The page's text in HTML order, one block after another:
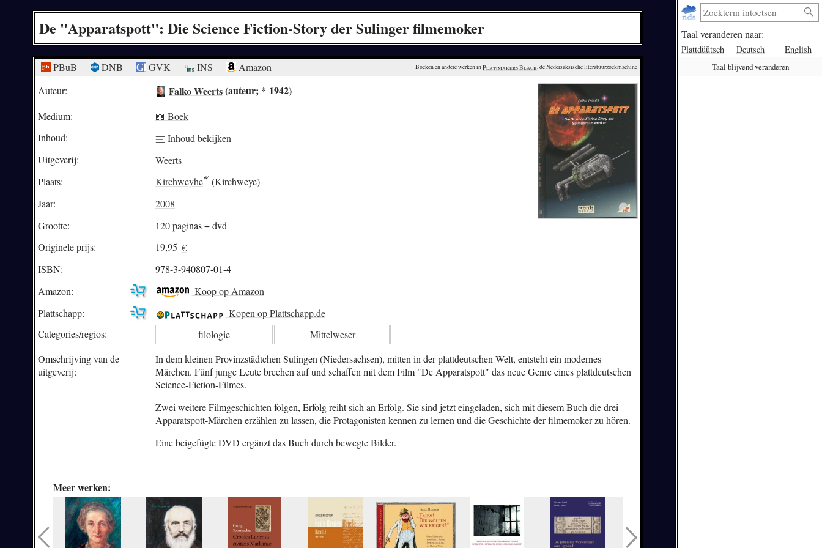
Taal veranderen naar:
Plattdüütsch Deutsch English
Taal blijvend veranderen
De "Apparatspott": Die Science Fiction-Story der Sulinger filmemoker
PBuB DNB GVK INS Amazon Boeken en andere werken in Plattmakers Black, de Nedersaksische literatuurzoekmachine
Auteur: Falko Weerts(auteur; * 1942)
Medium:
📖 Boek
Inhoud:
Inhoud bekijken
Uitgeverij:
Weerts
Plaats:
Kirchweyhe
(Kirchweye)
Jaar:
2008
Grootte:
120 paginas + dvd
Originele prijs:
19,95 €
ISBN:
978-3-940807-01-4
Amazon:
Koop op Amazon
Plattschapp:
Kopen op Plattschapp.de
Categories/regios: filologie
Mittelweser
Omschrijving van de
uitgeverij:
In dem kleinen Provinzstädtchen Sulingen (Niedersachsen), mitten in der plattdeutschen Welt, entsteht ein modernes
Märchen. Fünf junge Leute brechen auf und schaffen mit dem Film "De Apparatspott" das neue Genre eines plattdeutschen
Science-Fiction-Filmes.
Zwei weitere Filmgeschichten folgen, Erfolg reiht sich an Erfolg. Sie sind jetzt eingeladen, sich mit diesem Buch die drei
Apparatspott-Märchen erzählen zu lassen, die Protagonisten kennen zu lernen und die Geschichte der filmemoker zu hören.
Eine beigefügte DVD ergänzt das Buch durch bewegte Bilder.
Meer werken: